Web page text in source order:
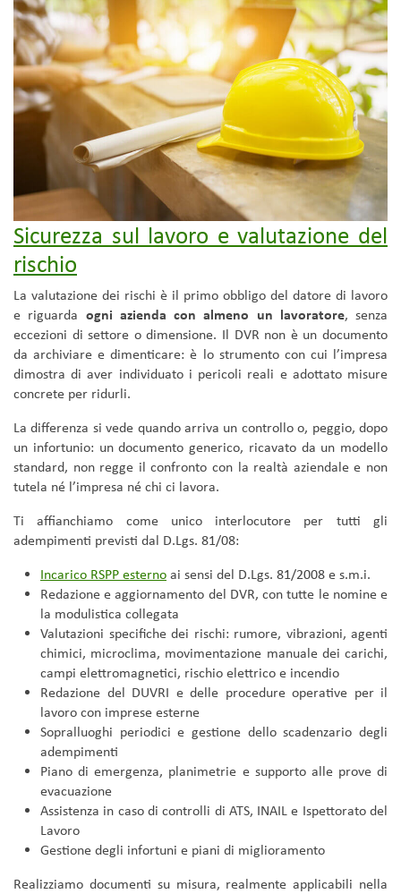
Sicurezza sul lavoro e valutazione del
rischio
La valutazione dei rischi è il primo obbligo del datore di lavoro
e riguarda ogni azienda con almeno un lavoratore, senza
eccezioni di settore o dimensione. Il DVR non è un documento
da archiviare e dimenticare: è lo strumento con cui l’impresa
dimostra di aver individuato i pericoli reali e adottato misure
concrete per ridurli.
La differenza si vede quando arriva un controllo o, peggio, dopo
un infortunio: un documento generico, ricavato da un modello
standard, non regge il confronto con la realtà aziendale e non
tutela né l’impresa né chi ci lavora.
Ti affianchiamo come unico interlocutore per tutti gli
adempimenti previsti dal D.Lgs. 81/08:
Incarico RSPP esterno ai sensi del D.Lgs. 81/2008 e s.m.i.
Redazione e aggiornamento del DVR, con tutte le nomine e
la modulistica collegata
Valutazioni specifiche dei rischi: rumore, vibrazioni, agenti
chimici, microclima, movimentazione manuale dei carichi,
campi elettromagnetici, rischio elettrico e incendio
Redazione del DUVRI e delle procedure operative per il
lavoro con imprese esterne
Sopralluoghi periodici e gestione dello scadenzario degli
adempimenti
Piano di emergenza, planimetrie e supporto alle prove di
evacuazione
Assistenza in caso di controlli di ATS, INAIL e Ispettorato del
Lavoro
Gestione degli infortuni e piani di miglioramento
Realizziamo documenti su misura, realmente applicabili nella